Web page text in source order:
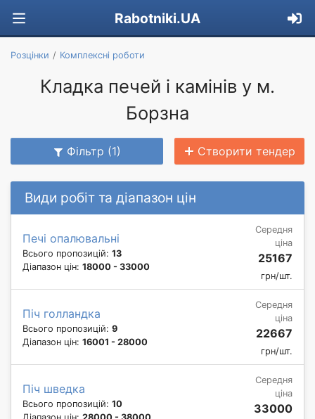
Rabotniki.UA
Розцінки Комплексні роботи
Кладка печей і камінів у м.
Борзна
Фільтр (1) Створити тендер
Види робіт та діапазон цін
Печі опалювальні
Всього пропозицій: 13
Діапазон цін: 18000 - 33000
Середня
ціна
25167
грн/шт.
Піч голландка
Всього пропозицій: 9
Діапазон цін: 16001 - 28000
Середня
ціна
22667
грн/шт.
Піч шведка
Всього пропозицій: 10
Середня
ціна
33000